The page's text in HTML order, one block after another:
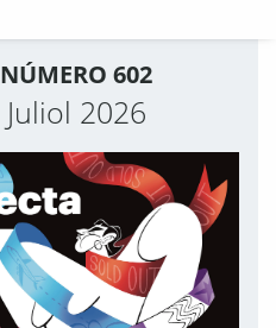
NÚMERO 602
Juliol 2026